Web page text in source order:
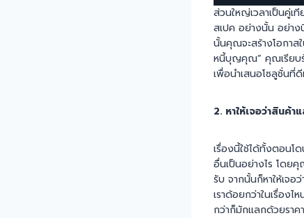
ส่วนใหญ่เวลาเป็นคู่เ
สเปค อย่างนั้น อย่าง
นั้นคุณจะสร้างโอกาส
หนี้บุญคุณ” คุณเรียบร้
เพื่อนำเสนอโซลูชั่นที่
2. หาให้เจอว่าสินค้
เรื่องนี้ใช้ได้ทั้งตอนโ
อื่นเป็นอย่างไร โดย
รับ จากนั้นก็หาให้เจอ
เราด้อยกว่าในเรื่อง
กว่าก็มักแลกด้วยราค